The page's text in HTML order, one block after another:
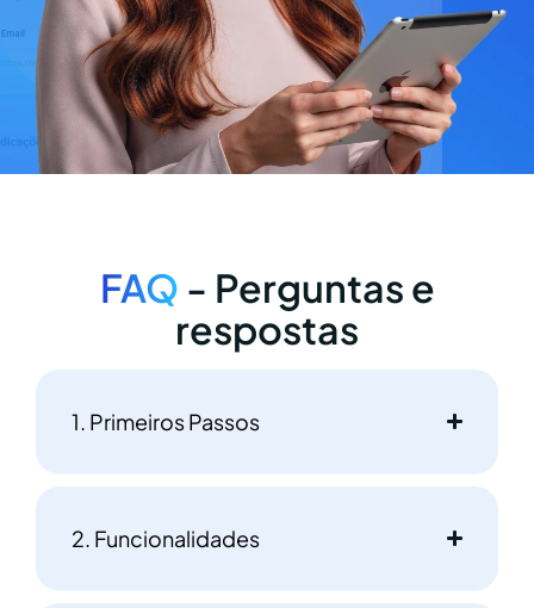
FAQ - Perguntas e
respostas
1. Primeiros Passos
2. Funcionalidades